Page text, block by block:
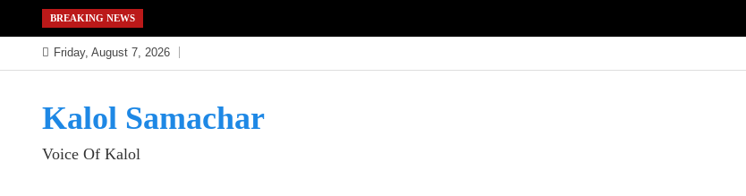
to
content
BREAKING NEWS
Friday, August 7, 2026
Kalol Samachar
Voice Of Kalol